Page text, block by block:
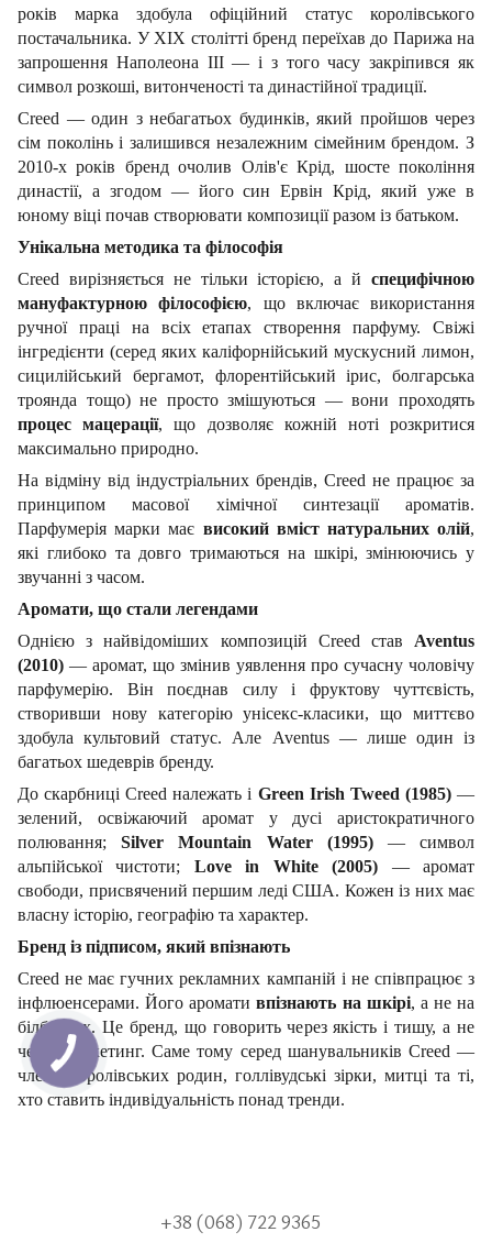
років марка здобула офіційний статус королівського
постачальника. У XIX столітті бренд переїхав до Парижа на
запрошення Наполеона III — і з того часу закріпився як
символ розкоші, витонченості та династійної традиції.
Creed — один з небагатьох будинків, який пройшов через
сім поколінь і залишився незалежним сімейним брендом. З
2010-х років бренд очолив Олів'є Крід, шосте покоління
династії, а згодом — його син Ервін Крід, який уже в
юному віці почав створювати композиції разом із батьком.
Унікальна методика та філософія
Creed вирізняється не тільки історією, а й специфічною
мануфактурною філософією, що включає використання
ручної праці на всіх етапах створення парфуму. Свіжі
інгредієнти (серед яких каліфорнійський мускусний лимон,
сицилійський бергамот, флорентійський ірис, болгарська
троянда тощо) не просто змішуються — вони проходять
процес мацерації, що дозволяє кожній ноті розкритися
максимально природно.
На відміну від індустріальних брендів, Creed не працює за
принципом масової хімічної синтезації ароматів.
Парфумерія марки має високий вміст натуральних олій,
які глибоко та довго тримаються на шкірі, змінюючись у
звучанні з часом.
Аромати, що стали легендами
Однією з найвідоміших композицій Creed став Aventus
(2010) — аромат, що змінив уявлення про сучасну чоловічу
парфумерію. Він поєднав силу і фруктову чуттєвість,
створивши нову категорію унісекс-класики, що миттєво
здобула культовий статус. Але Aventus — лише один із
багатьох шедеврів бренду.
До скарбниці Creed належать і Green Irish Tweed (1985)—
зелений, освіжаючий аромат у дусі аристократичного
полювання;Silver Mountain Water (1995)— символ
альпійської чистоти; Love in White (2005) — аромат
свободи, присвячений першим леді США. Кожен із них має
власну історію, географію та характер.
Бренд із підписом, який впізнають
Creed не має гучних рекламних кампаній і не співпрацює з
інфлюенсерами. Його аромативпізнають на шкірі, а не на
білбордах. Це бренд, що говорить через якість і тишу, а не
через маркетинг. Саме тому серед шанувальників Creed —
члени королівських родин, голлівудські зірки, митці та ті,
хто ставить індивідуальність понад тренди.
+38 (068) 722 9365